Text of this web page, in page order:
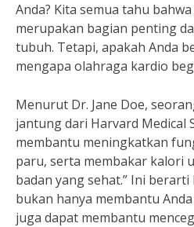
Anda? Kita semua tahu
merupakan bagian penting
tubuh. Tetapi, apakah Anda
mengapa olahraga kardio
Menurut Dr. Jane Doe,
jantung dari Harvard Medical
membantu meningkatkan
paru, serta membakar kalori
badan yang sehat.” Ini
bukan hanya membantu
juga dapat membantu